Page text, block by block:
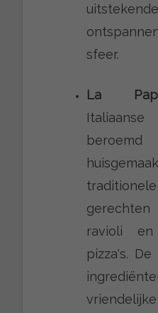
sfeer.
La
ravioli en
pizza's.